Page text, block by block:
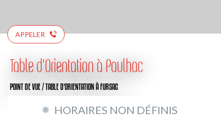
APPELER
Table d'Orientation à Paulhac
POINT DE VUE / TABLE D'ORIENTATIONÀ FURSAC
HORAIRES NON DÉFINIS